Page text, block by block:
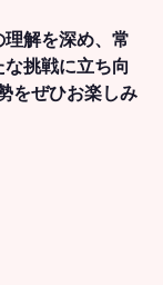
解を深め、常
挑戦に立ち向
をぜひお楽しみ